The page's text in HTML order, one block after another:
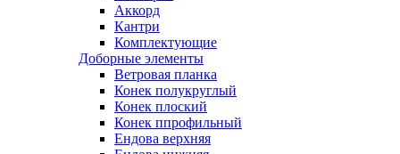
Аккорд
Кантри
Комплектующие
Доборные элементы
Ветровая планка
Конек полукруглый
Конек плоский
Конек ппрофильный
Ендова верхняя